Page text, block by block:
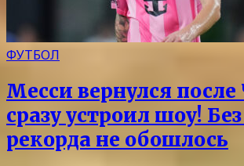
ФУТБОЛ
Месси вернулся
сразу устроил шоу!
рекорда не обошлось